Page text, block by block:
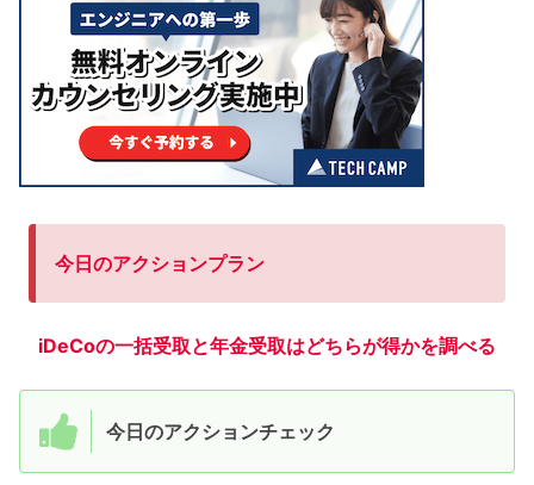
今日のアクションプラン
iDeCoの一括受取と年金受取はどちらが得かを調べる
今日のアクションチェック